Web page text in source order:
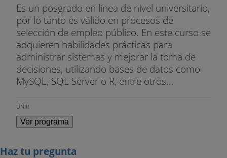
Es un posgrado en línea de nivel universitario,
por lo tanto es válido en procesos de
selección de empleo público. En este curso se
adquieren habilidades prácticas para
administrar sistemas y mejorar la toma de
decisiones, utilizando bases de datos como
MySQL, SQL Server o R, entre otros...
UNIR
Ver programa
Haz tu pregunta